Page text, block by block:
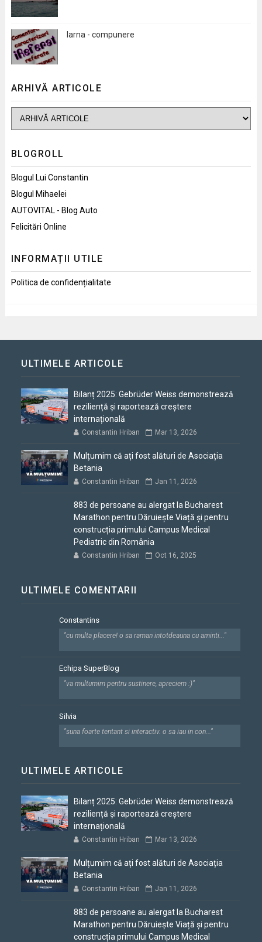
Iarna - compunere
ARHIVĂ ARTICOLE
BLOGROLL
Blogul Lui Constantin
Blogul Mihaelei
AUTOVITAL - Blog Auto
Felicitări Online
INFORMAȚII UTILE
Politica de confidențialitate
ULTIMELE ARTICOLE
Bilanț 2025: Gebrüder Weiss demonstrează
reziliență și raportează creștere
internațională
Constantin Hriban Mar 13, 2026
Mulțumim că ați fost alături de Asociația
Betania
Constantin Hriban Jan 11, 2026
883 de persoane au alergat la Bucharest
Marathon pentru Dăruiește Viață și pentru
construcția primului Campus Medical
Pediatric din România
Constantin Hriban Oct 16, 2025
ULTIMELE COMENTARII
Constantins
"cu multa placere! o sa raman intotdeauna cu aminti..."
Echipa SuperBlog
"va multumim pentru sustinere, apreciem :)"
Silvia
"suna foarte tentant si interactiv. o sa iau in con..."
ULTIMELE ARTICOLE
Bilanț 2025: Gebrüder Weiss demonstrează
reziliență și raportează creștere
internațională
Constantin Hriban Mar 13, 2026
Mulțumim că ați fost alături de Asociația
Betania
Constantin Hriban Jan 11, 2026
883 de persoane au alergat la Bucharest
Marathon pentru Dăruiește Viață și pentru
construcția primului Campus Medical